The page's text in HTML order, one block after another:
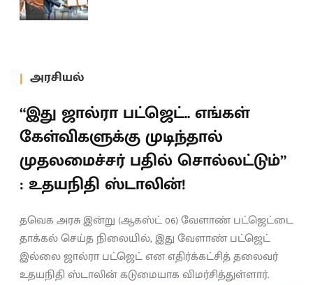
அரசியல்
“இது ஜால்ரா பட்ஜெட்.. எங்கள்
கேள்விகளுக்கு முடிந்தால்
முதலமைச்சர் பதில் சொல்லட்டும்”
: உதயநிதி ஸ்டாலின்!
தவெக அரசு இன்று (ஆகஸ்ட் 06) வேளாண் பட்ஜெட்டை
தாக்கல் செய்த நிலையில், இது வேளாண் பட்ஜெட்
இல்லை ஜால்ரா பட்ஜெட் என எதிர்க்கட்சித் தலைவர்
உதயநிதி ஸ்டாலின் கடுமையாக விமர்சித்துள்ளார்.